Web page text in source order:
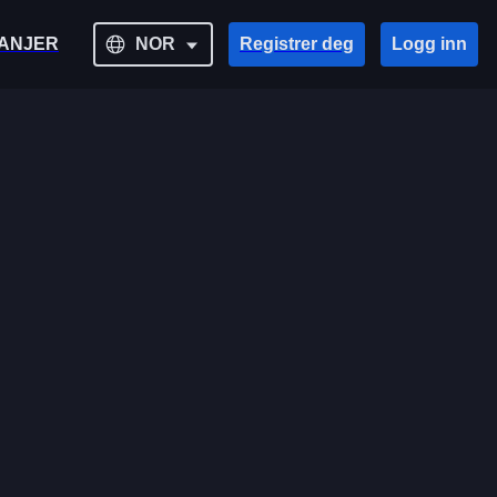
NOR Registrer deg Logg inn